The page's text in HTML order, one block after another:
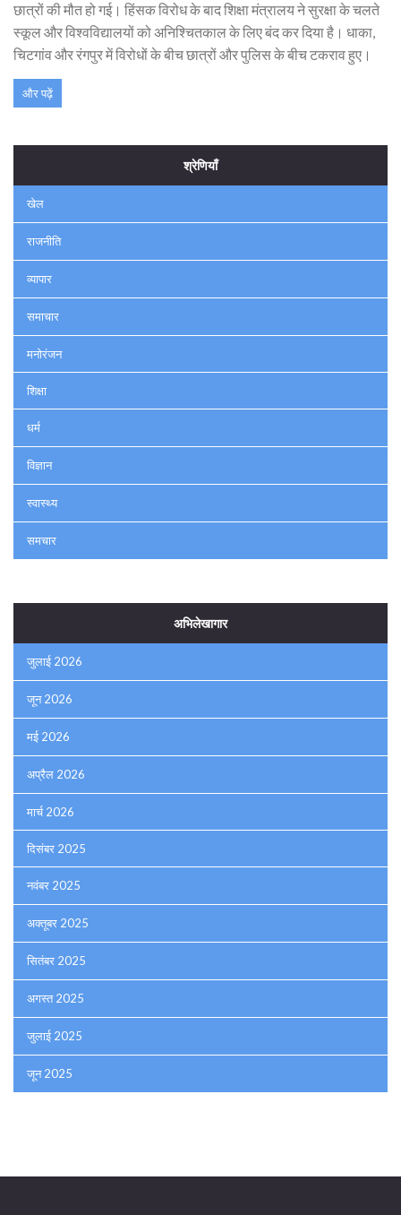
छात्रों की मौत हो गई। हिंसक विरोध के बाद शिक्षा मंत्रालय ने सुरक्षा के चलते
स्कूल और विश्वविद्यालयों को अनिश्चितकाल के लिए बंद कर दिया है। धाका,
चिटगांव और रंगपुर में विरोधों के बीच छात्रों और पुलिस के बीच टकराव हुए।
और पढ़ें
श्रेणियाँ
खेल
राजनीति
व्यापार
समाचार
मनोरंजन
शिक्षा
धर्म
विज्ञान
स्वास्थ्य
समचार
अभिलेखागार
जुलाई 2026
जून 2026
मई 2026
अप्रैल 2026
मार्च 2026
दिसंबर 2025
नवंबर 2025
अक्तूबर 2025
सितंबर 2025
अगस्त 2025
जुलाई 2025
जून 2025